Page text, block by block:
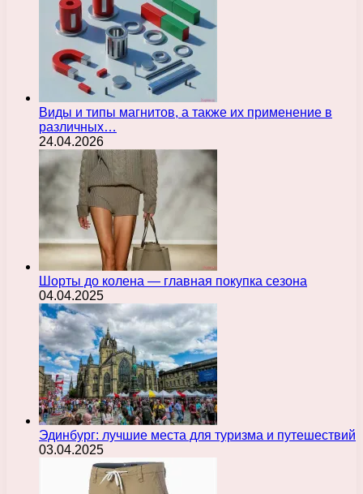
Виды и типы магнитов, а также их применение в
различных…
24.04.2026
Шорты до колена — главная покупка сезона
04.04.2025
Эдинбург: лучшие места для туризма и путешествий
03.04.2025